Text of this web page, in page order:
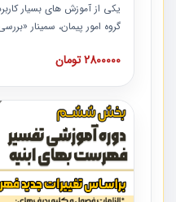
یکی از آموزش‏‏‏‏‏‏ های بسیار
گروه امور پیمان، سمینار
است که در دانشگاه صنعتی
نکات کلیدی مربوط به اسناد و
پیمان به همراه تجربیات
2800000 تومان